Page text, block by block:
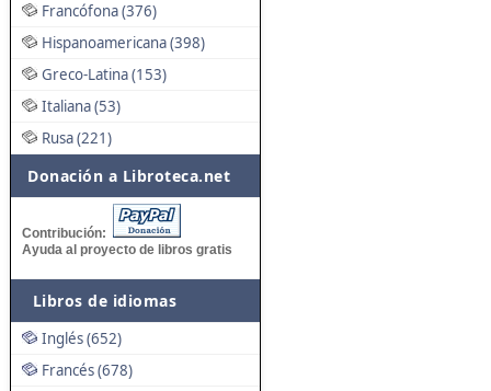
Francófona (376)
Hispanoamericana (398)
Greco-Latina (153)
Italiana (53)
Rusa (221)
Donación a Libroteca.net
Contribución:
Ayuda al proyecto de libros gratis
Libros de idiomas
Inglés (652)
Francés (678)